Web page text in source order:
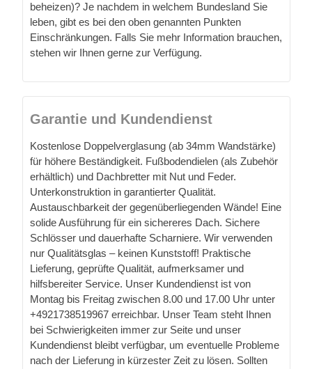
beheizen)? Je nachdem in welchem Bundesland Sie
leben, gibt es bei den oben genannten Punkten
Einschränkungen. Falls Sie mehr Information brauchen,
stehen wir Ihnen gerne zur Verfügung.
Garantie und Kundendienst
Kostenlose Doppelverglasung (ab 34mm Wandstärke)
für höhere Beständigkeit. Fußbodendielen (als Zubehör
erhältlich) und Dachbretter mit Nut und Feder.
Unterkonstruktion in garantierter Qualität.
Austauschbarkeit der gegenüberliegenden Wände! Eine
solide Ausführung für ein sichereres Dach. Sichere
Schlösser und dauerhafte Scharniere. Wir verwenden
nur Qualitätsglas – keinen Kunststoff! Praktische
Lieferung, geprüfte Qualität, aufmerksamer und
hilfsbereiter Service. Unser Kundendienst ist von
Montag bis Freitag zwischen 8.00 und 17.00 Uhr unter
+4921738519967 erreichbar. Unser Team steht Ihnen
bei Schwierigkeiten immer zur Seite und unser
Kundendienst bleibt verfügbar, um eventuelle Probleme
nach der Lieferung in kürzester Zeit zu lösen. Sollten